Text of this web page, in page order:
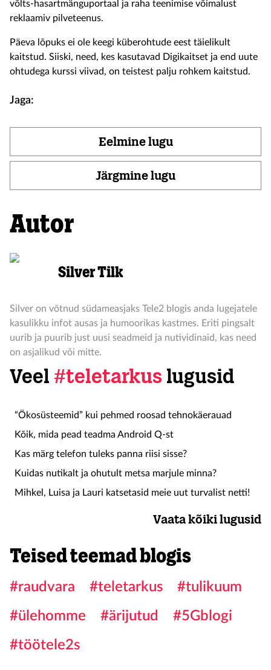
võlts-hasartmänguportaal ja raha teenimise võimalust
reklaamiv pilveteenus.
Päeva lõpuks ei ole keegi küberohtude eest täielikult
kaitstud. Siiski, need, kes kasutavad Digikaitset ja end uute
ohtudega kurssi viivad, on teistest palju rohkem kaitstud.
Jaga:
Eelmine lugu
Järgmine lugu
Autor
Silver Tilk
Silver on võtnud südameasjaks Tele2 blogis anda lugejatele
kasulikku infot ausas ja humoorikas kastmes. Eriti pingsalt
uurib ja puurib just uusi seadmeid ja nutividinaid, kas need
on asjalikud või mitte.
Veel #teletarkus lugusid
“Ökosüsteemid” kui pehmed roosad tehnokäerauad
Kõik, mida pead teadma Android Q-st
Kas märg telefon tuleks panna riisi sisse?
Kuidas nutikalt ja ohutult metsa marjule minna?
Mihkel, Luisa ja Lauri katsetasid meie uut turvalist netti!
Vaata kõiki lugusid
Teised teemad blogis
#raudvara #teletarkus
#tulikuum
#ülehomme
#ärijutud
#5Gblogi
#töötele2s